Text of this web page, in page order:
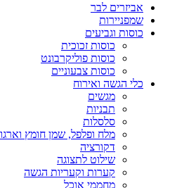
אביזרים לבר
שמפניירות
כוסות וגביעים
כוסות זכוכית
כוסות פוליקרבונט
כוסות צבעוניים
כלי הגשה ואירוח
מגשים
תבניות
סלסלות
מלח ופלפל, שמן חומץ
דקורציה
שילוט לתצוגה
קערות וקעריות הגשה
מחממי אוכל